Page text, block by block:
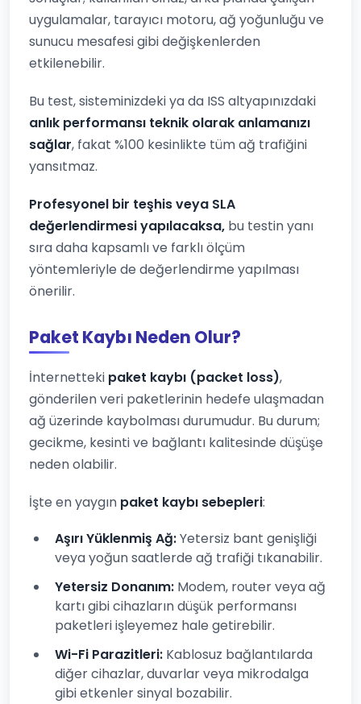
uygulamalar, tarayıcı motoru, ağ yoğunluğu ve
sunucu mesafesi gibi değişkenlerden
etkilenebilir.
Bu test, sisteminizdeki ya da ISS altyapınızdaki
anlık performansı teknik olarak anlamanızı
sağlar, fakat %100 kesinlikte tüm ağ trafiğini
yansıtmaz.
Profesyonel bir teşhis veya SLA
değerlendirmesi yapılacaksa, bu testin yanı
sıra daha kapsamlı ve farklı ölçüm
yöntemleriyle de değerlendirme yapılması
önerilir.
Paket Kaybı Neden Olur?
İnternetteki paket kaybı (packet loss),
gönderilen veri paketlerinin hedefe ulaşmadan
ağ üzerinde kaybolması durumudur. Bu durum;
gecikme, kesinti ve bağlantı kalitesinde düşüşe
neden olabilir.
İşte en yaygın paket kaybı sebepleri:
Aşırı Yüklenmiş Ağ:Yetersiz bant genişliği
veya yoğun saatlerde ağ trafiği tıkanabilir.
Yetersiz Donanım: Modem, router veya ağ
kartı gibi cihazların düşük performansı
paketleri işleyemez hale getirebilir.
Wi-Fi Parazitleri: Kablosuz bağlantılarda
diğer cihazlar, duvarlar veya mikrodalga
gibi etkenler sinyal bozabilir.